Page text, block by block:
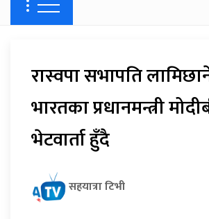
रास्वपा सभापति
भारतका प्रधानमन्त्री
भेटवार्ता हुँदै
सहयात्रा टिभी